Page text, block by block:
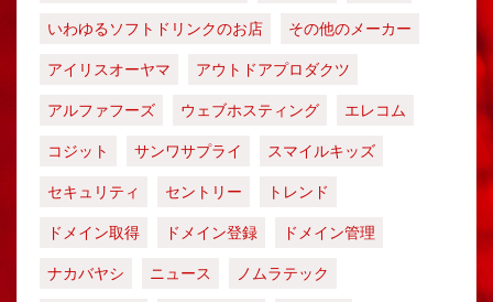
いわゆるソフトドリンクのお店
その他のメーカー
アイリスオーヤマ
アウトドアプロダクツ
アルファフーズ
ウェブホスティング
エレコム
コジット
サンワサプライ
スマイルキッズ
セキュリティ
セントリー
トレンド
ドメイン取得
ドメイン登録
ドメイン管理
ナカバヤシ
ニュース
ノムラテック